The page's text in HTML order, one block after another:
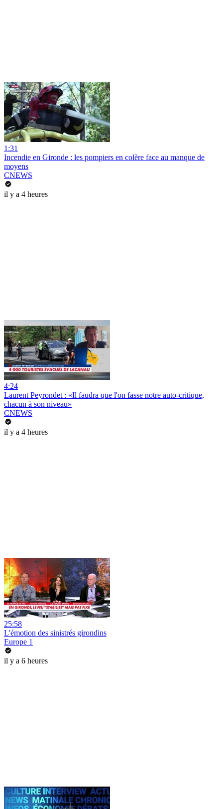
1:31
Incendie en Gironde : les pompiers en colère face au manque de
moyens
CNEWS
il y a 4 heures
4:24
Laurent Peyrondet : «Il faudra que l'on fasse notre auto-critique,
chacun à son niveau»
CNEWS
il y a 4 heures
25:58
L'émotion des sinistrés girondins
Europe 1
il y a 6 heures